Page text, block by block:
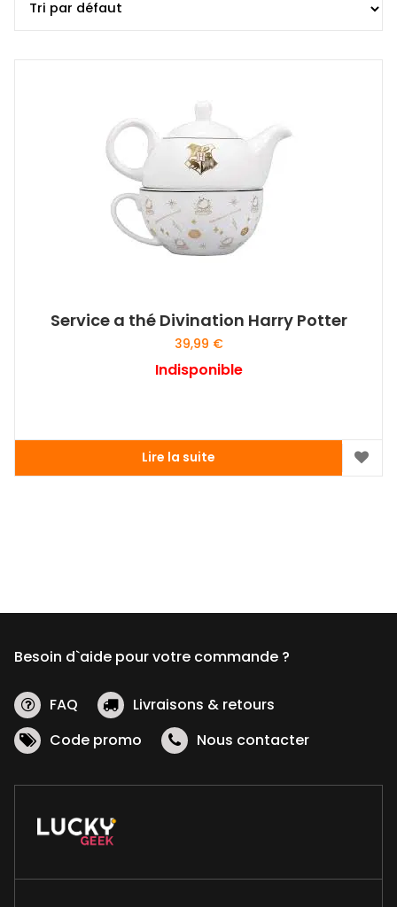
Service a thé Divination Harry Potter
39,99 €
Indisponible
Lire la suite
Besoin d`aide pour votre commande ?
FAQ
Livraisons & retours
Code promo
Nous contacter